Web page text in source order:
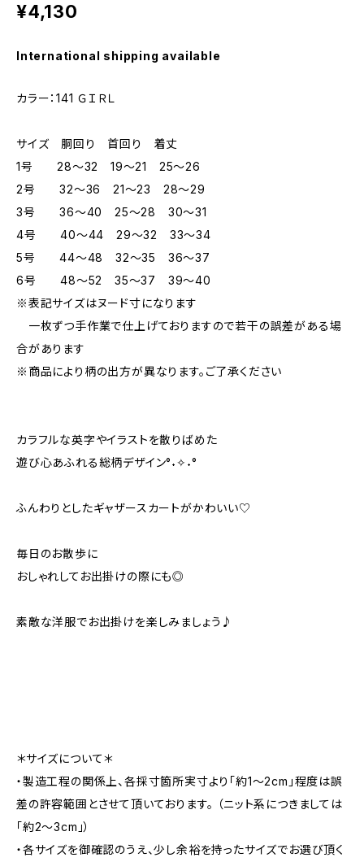
¥4,130
International shipping available
カラー：141 ＧＩＲＬ
サイズ 胴回り 首回り 着丈
1号 28～32 19～21 25～26
2号 32～36 21～23 28～29
3号 36～40 25～28 30～31
4号 40～44 29～32 33～34
5号 44～48 32～35 36～37
6号 48～52 35～37 39～40
※表記サイズはヌード寸になります
一枚ずつ手作業で仕上げておりますので若干の誤差がある場
合があります
※商品により柄の出方が異なります。ご了承ください
カラフルな英字やイラストを散りばめた
遊び心あふれる総柄デザイン°˖✧˖°
ふんわりとしたギャザースカートがかわいい♡
毎日のお散歩に
おしゃれしてお出掛けの際にも◎
素敵な洋服でお出掛けを楽しみましょう♪
＊サイズについて＊
・製造工程の関係上、各採寸箇所実寸より「約1～2cm」程度は誤
差の許容範囲とさせて頂いております。 （ニット系につきましては
「約2～3cm」）
・各サイズを御確認のうえ、少し余裕を持ったサイズでお選び頂く